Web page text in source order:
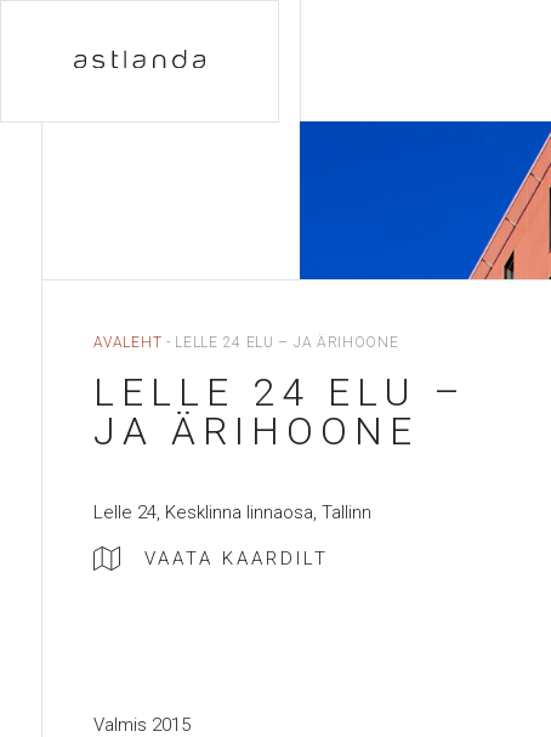
AVALEHT - LELLE 24 ELU – JA ÄRIHOONE
LELLE 24 ELU –
JA ÄRIHOONE
Lelle 24, Kesklinna linnaosa, Tallinn
VAATA KAARDILT
Valmis 2015